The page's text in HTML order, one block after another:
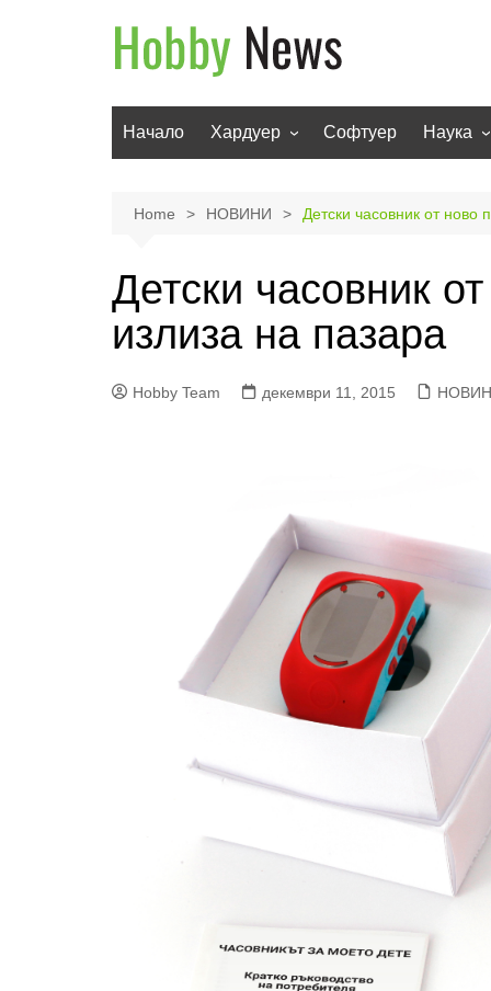
Начало Хардуер
Телевизори
Фото и видео
Софтуер Наука
Роботи
Home НОВИНИ Детски часовник от ново
Детски часовник
излиза на пазара
Hobby Team декември 11, 2015